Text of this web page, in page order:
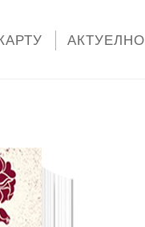
АКТУЕЛНО